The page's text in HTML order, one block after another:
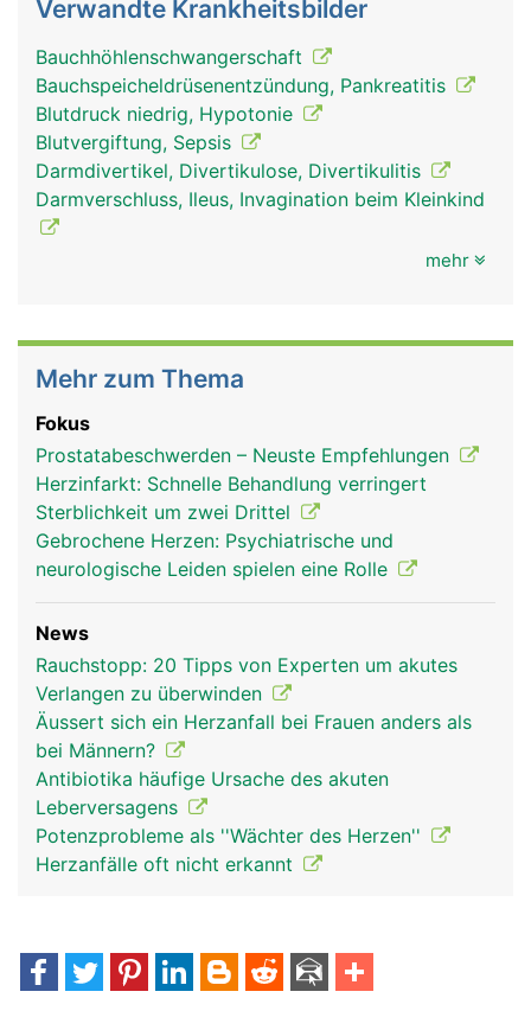
Verwandte Krankheitsbilder
Bauchhöhlenschwangerschaft
Bauchspeicheldrüsenentzündung, Pankreatitis
Blutdruck niedrig, Hypotonie
Blutvergiftung, Sepsis
Darmdivertikel, Divertikulose, Divertikulitis
Darmverschluss, Ileus, Invagination beim Kleinkind
mehr
Mehr zum Thema
Fokus
Prostatabeschwerden – Neuste Empfehlungen
Herzinfarkt: Schnelle Behandlung verringert
Sterblichkeit um zwei Drittel
Gebrochene Herzen: Psychiatrische und
neurologische Leiden spielen eine Rolle
News
Rauchstopp: 20 Tipps von Experten um akutes
Verlangen zu überwinden
Äussert sich ein Herzanfall bei Frauen anders als
bei Männern?
Antibiotika häufige Ursache des akuten
Leberversagens
Potenzprobleme als ''Wächter des Herzen''
Herzanfälle oft nicht erkannt